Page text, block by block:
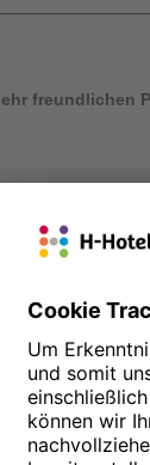
freundlichen
eine große
uns als
zu schätzen
Herzliche Grüße
- Online
der